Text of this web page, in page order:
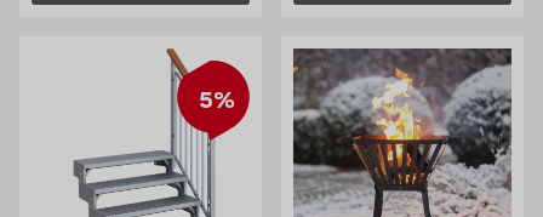
5%